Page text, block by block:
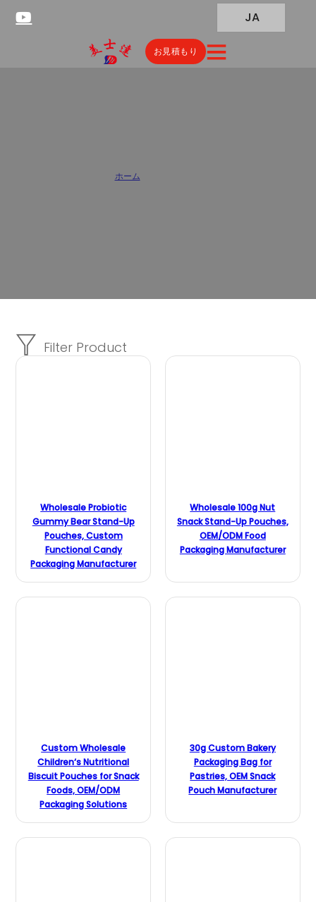
JA
お見積もり
ホーム
Wholesale Probiotic
Gummy Bear Stand-Up
Pouches, Custom
Functional Candy
Packaging Manufacturer
Wholesale 100g Nut
Snack Stand-Up Pouches,
OEM/ODM Food
Packaging Manufacturer
Custom Wholesale
Children‘s Nutritional
Biscuit Pouches for Snack
Foods, OEM/ODM
Packaging Solutions
30g Custom Bakery
Packaging Bag for
Pastries, OEM Snack
Pouch Manufacturer